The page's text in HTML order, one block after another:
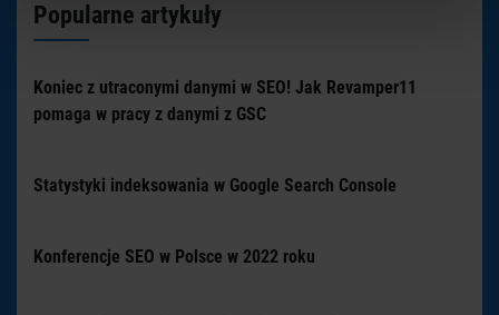
Popularne artykuły
Koniec z utraconymi danymi w SEO! Jak Revamper11
pomaga w pracy z danymi z GSC
Statystyki indeksowania w Google Search Console
Konferencje SEO w Polsce w 2022 roku